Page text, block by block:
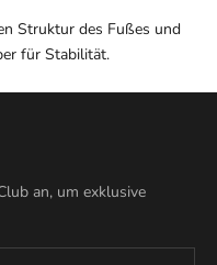
Struktur des Fußes und
für Stabilität.
an, um exklusive